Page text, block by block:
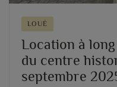
LOUÉ
Location à
du centre
septembre